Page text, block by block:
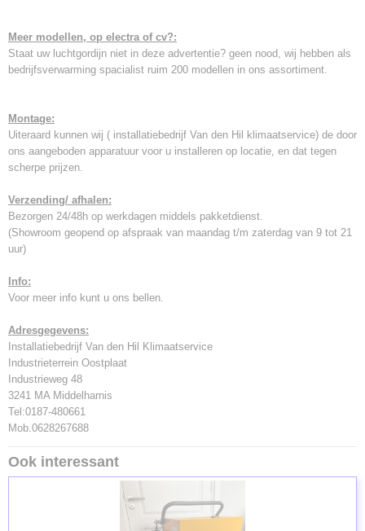
Meer modellen, op electra of cv?:
Staat uw luchtgordijn niet in deze advertentie? geen nood, wij hebben als
bedrijfsverwarming spacialist ruim 200 modellen in ons assortiment.
Montage:
Uiteraard kunnen wij ( installatiebedrijf Van den Hil klimaatservice) de door
ons aangeboden apparatuur voor u installeren op locatie, en dat tegen
scherpe prijzen.
Verzending/ afhalen:
Bezorgen 24/48h op werkdagen middels pakketdienst.
(Showroom geopend op afspraak van maandag t/m zaterdag van 9 tot 21
uur)
Info:
Voor meer info kunt u ons bellen.
Adresgegevens:
Installatiebedrijf Van den Hil Klimaatservice
Industrieterrein Oostplaat
Industrieweg 48
3241 MA Middelharnis
Tel:0187-480661
Mob.0628267688
Ook interessant